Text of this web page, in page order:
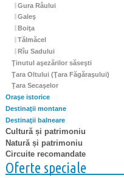
Gura Râului
Galeş
Boiţa
Tălmăcel
Rîu Sadului
Ţinutul aşezărilor săseşti
Ţara Oltului (Ţara Făgăraşului)
Ţara Secaşelor
Oraşe istorice
Destinaţii montane
Destinaţii balneare
Cultură și patrimoniu
Natură și patrimoniu
Circuite recomandate
Oferte speciale